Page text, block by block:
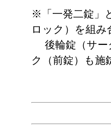
※「一発二錠」
ロック）を組
後輪錠（サー
ク（前錠）も施